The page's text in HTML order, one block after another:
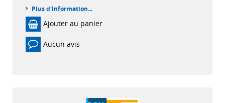
Plus d'information...
Ajouter au panier
Aucun avis